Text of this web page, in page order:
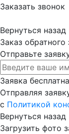
Заказать звонок
Вернуться назад
Заказ обратного
Отправьте
Заявка
Отправляя
с Политикой
Вернуться назад
Загрузить фото